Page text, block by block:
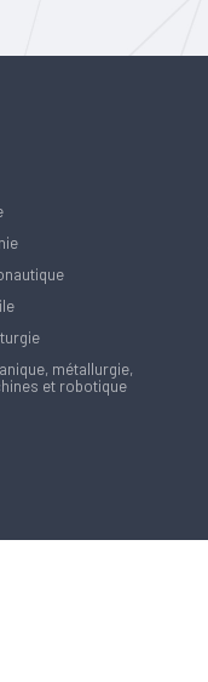
métallurgie,
et robotique